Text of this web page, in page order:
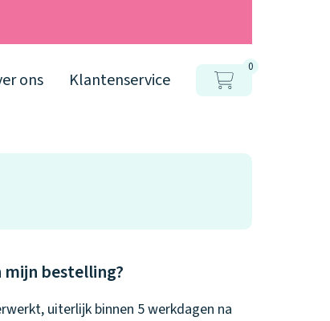
ons Klantenservice
0
bestelling?
uiterlijk binnen 5 werkdagen na